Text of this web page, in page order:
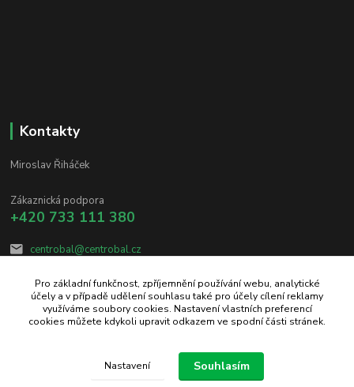
Kontakty
Miroslav Řiháček
Zákaznická podpora
+420 733 111 380
centrobal@centrobal.cz
Upravit sběr cookies.
Pro základní funkčnost, zpříjemnění používání webu, analytické
účely a v případě udělení souhlasu také pro účely cílení reklamy
využíváme soubory cookies. Nastavení vlastních preferencí
cookies můžete kdykoli upravit odkazem ve spodní části stránek.
Nastavení Souhlasím